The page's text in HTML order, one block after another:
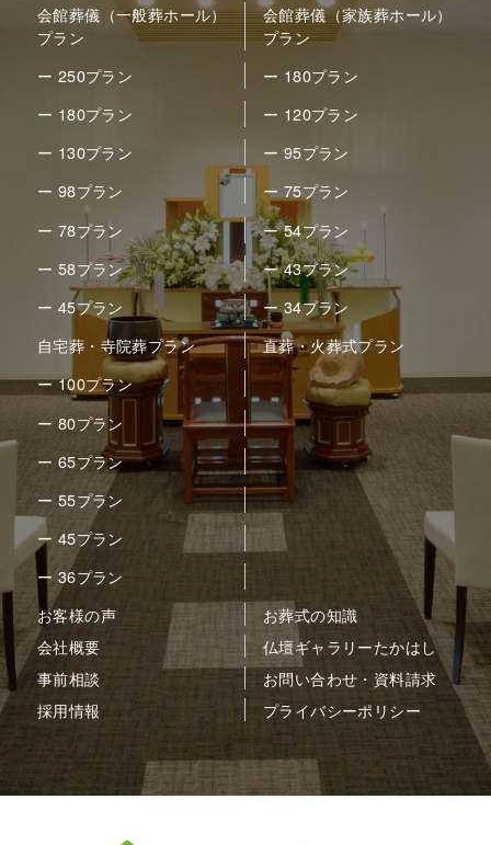
会館葬儀（一般葬ホール）
プラン
ー 250プラン
ー 180プラン
ー 130プラン
ー 98プラン
ー 78プラン
ー 58プラン
ー 45プラン
会館葬儀（家族葬ホール）
プラン
ー 180プラン
ー 120プラン
ー 95プラン
ー 75プラン
ー 54プラン
ー 43プラン
ー 34プラン
自宅葬・寺院葬プラン
ー 100プラン
ー 80プラン
ー 65プラン
ー 55プラン
ー 45プラン
ー 36プラン
直葬・火葬式プラン
お客様の声
お葬式の知識
会社概要
仏壇ギャラリーたかはし
事前相談
お問い合わせ・資料請求
採用情報
プライバシーポリシー